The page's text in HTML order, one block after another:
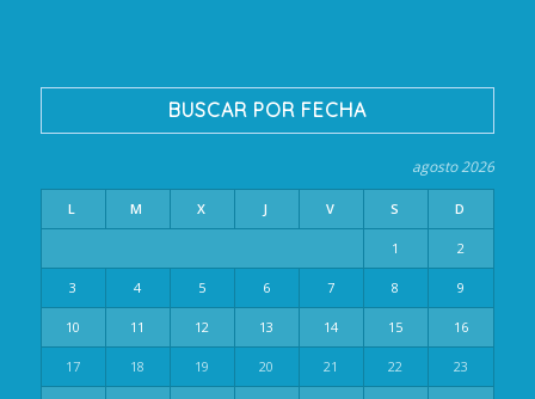
BUSCAR POR FECHA
agosto 2026
L M X J V S D
1 2
3 4 5 6 7 8 9
10 11 12 13 14 15 16
17 18 19 20 21 22 23